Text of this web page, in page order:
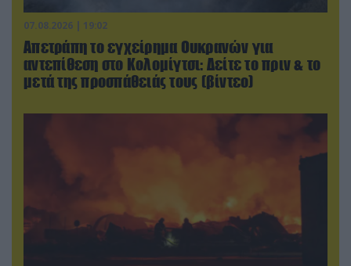
07.08.2026 | 19:02
Απετράπη το εγχείρημα Ουκρανών για
αντεπίθεση στο Κολομίγτσι: Δείτε το πριν & το
μετά της προσπάθειάς τους (βίντεο)